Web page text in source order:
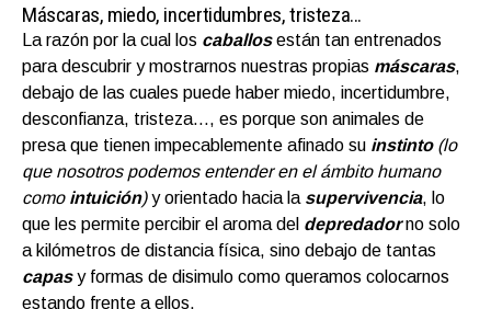
Máscaras, miedo, incertidumbres, tristeza…
La razón por la cual los caballosestán tan entrenados
para descubrir y mostrarnos nuestras propias máscaras,
debajo de las cuales puede haber miedo, incertidumbre,
desconfianza, tristeza…, es porque son animales de
presa que tienen impecablemente afinado su instinto (lo
que nosotros podemos entender en el ámbito humano
como intuición)y orientado hacia la supervivencia, lo
que les permite percibir el aroma del depredadorno solo
a kilómetros de distancia física, sino debajo de tantas
capasy formas de disimulo como queramos colocarnos
estando frente a ellos.